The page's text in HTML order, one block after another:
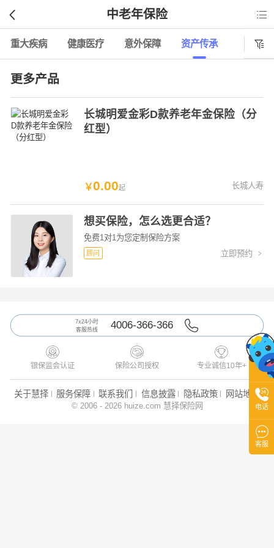
中老年保险 

重大疾病 健康医疗 意外保障 资产传承
更多产品
长城明爱金彩D款养老年金保险（分
红型）
￥0.00起 长城人寿
想买保险，怎么选更合适？
免费1对1为您定制保险方案
顾问 立即预约 
7x24小时
客服热线
4006-366-366

银保监会认证

保险公司授权

专业诚信10年+
关于慧择 服务保障 联系我们 信息披露 隐私政策 网站地图
© 2006 - 2026 huize.com 慧择保险网

电话

客服